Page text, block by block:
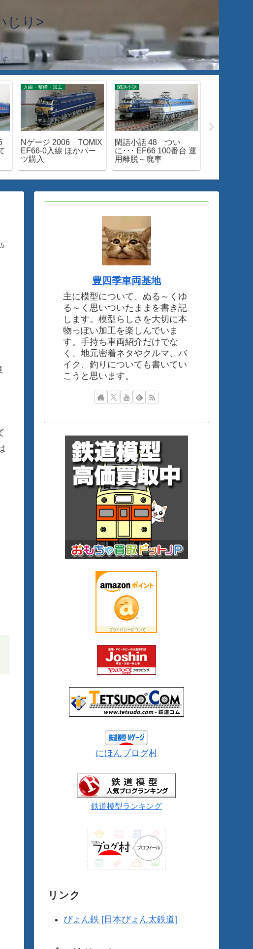
じり>
入線・整備・加工
Nゲージ 2006 TOMIX
EF66-0入線 ほかパー
ツ購入
閑話小話
閑話小話 48 つい
に･･･ EF66 100番台 運
用離脱～廃車
豊四季車両基地
主に模型について、ぬる～くゆ
る～く思いついたままを書き記
します。模型らしさを大切に本
物っぽい加工を楽しんでいま
す。手持ち車両紹介だけでな
く、地元密着ネタやクルマ、バ
イク、釣りについても書いてい
こうと思います。
にほんブログ村
鉄道模型ランキング
リンク
ぴょん鉄 [日本ぴょん太鉄道]